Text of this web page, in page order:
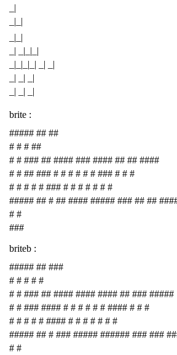
_|
_|_|
_|_|
_| _|_|_|
_|_|_|_| _| _|
_| _| _|
_| _| _|
brite :
##### ## ##
# # # ##
# # ### ## #### ### #### ## ## ####
# # ## ### # # # # # # ### # # #
# # # # # ### # # # # # # #
##### ## # ## #### ##### ### ## ##
# #
###
briteb :
##### ## ###
# # # # #
# # ### ## #### #### #### ## ### #####
# # ### #### # # # # # # #### # # #
# # # # # #### # # # # # # #
##### ## # ### ##### ###### ### ###
# #